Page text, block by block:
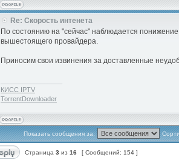
Re: Скорость интенета
По состоянию на "сейчас" наблюдается
вышестоящего провайдера.
Приносим свои извинения за доставленные
КИСС IPTV
TorrentDownloader
Показать сообщения за:
Страница 3 из 16 [ Сообщений: 154 ]